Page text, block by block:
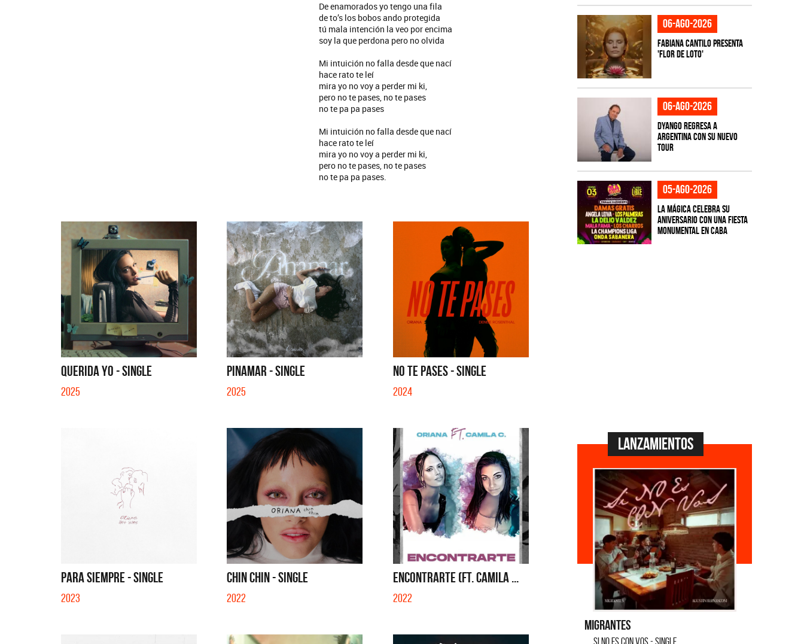
De enamorados yo tengo una fila
de to’s los bobos ando protegida
tú mala intención la veo por encima
soy la que perdona pero no olvida
Mi intuición no falla desde que nací
hace rato te leí
mira yo no voy a perder mi ki,
pero no te pases, no te pases
no te pa pa pases
Mi intuición no falla desde que nací
hace rato te leí
mira yo no voy a perder mi ki,
pero no te pases, no te pases
no te pa pa pases.
QUERIDA YO - SINGLE
2025
PINAMAR - SINGLE
2025
NO TE PASES - SINGLE
2024
PARA SIEMPRE - SINGLE
2023
CHIN CHIN - SINGLE
2022
ENCONTRARTE (FT. CAMILA ...
2022
06-ago-2026
Fabiana Cantilo presenta
'Flor de Loto'
06-ago-2026
Dyango regresa a
Argentina con su nuevo
tour
05-ago-2026
La Mágica celebra su
aniversario con una fiesta
monumental en CABA
Lanzamientos